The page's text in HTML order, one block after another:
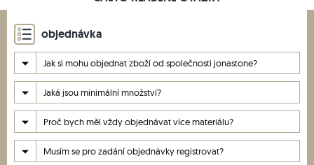
objednávka
Jak si mohu objednat zboží od společnosti jonastone?
Jaká jsou minimální množství?
Proč bych měl vždy objednávat více materiálu?
Musím se pro zadání objednávky registrovat?